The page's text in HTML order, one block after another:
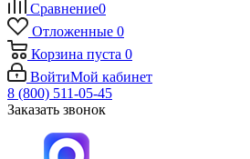
Сравнение0
Отложенные 0
Корзина пуста 0
ВойтиМой кабинет
8 (800) 511-05-45
Заказать звонок